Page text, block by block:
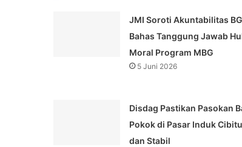
JMI Soroti Akuntabilitas
Bahas Tanggung Jawab
Moral Program MBG
5 Juni 2026
Disdag Pastikan Pasokan
Pokok di Pasar Induk
dan Stabil